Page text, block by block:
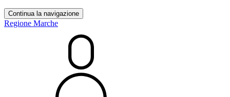
Continua la navigazione
Regione Marche